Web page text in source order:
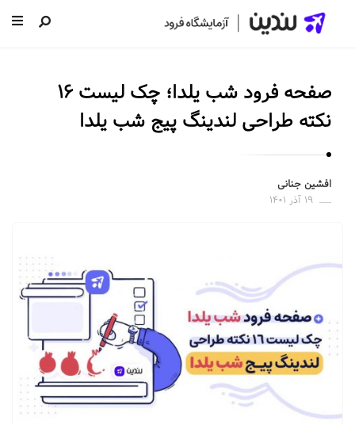
ص
ه
صفحه فرود شب یلدا؛ چک لیست ۱۶
نکته‌ طراحی لندینگ پیج شب یلدا
افشین جنانی
۱۹ آذر ۱۴۰۱